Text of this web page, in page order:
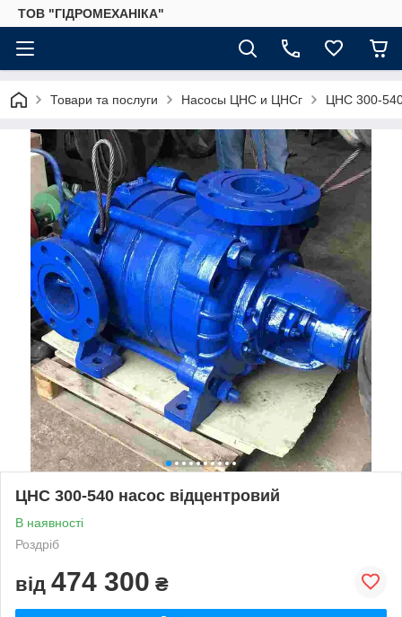
ТОВ "ГІДРОМЕХАНІКА"
Товари та послуги Насосы ЦНС и ЦНСг ЦНС 300-540
ЦНС 300-540 насос відцентровий
В наявності
Роздріб
від 474 300 ₴